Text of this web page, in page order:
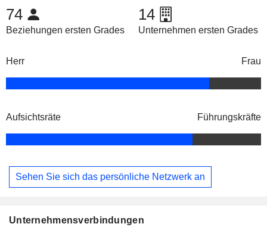
74
Beziehungen ersten Grades
14
Unternehmen ersten Grades
Herr Frau
Aufsichtsräte Führungskräfte
Sehen Sie sich das persönliche Netzwerk an
Unternehmensverbindungen